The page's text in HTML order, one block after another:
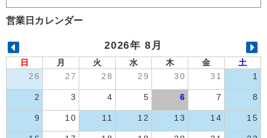
営業日カレンダー
2026年 8月
日 月 火 水 木 金
土
26
27 28 29 30 31 1
2 3 4 5 6 7 8
9 10 11 12 13 14 15